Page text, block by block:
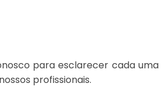
para esclarecer cada uma
profissionais.